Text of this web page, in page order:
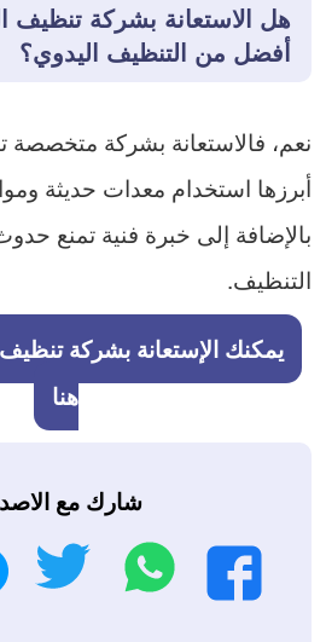
هل الاستعانة بشركة تنظيف
أفضل من التنظيف اليدوي؟
نعم، فالاستعانة بشركة متخصصة
أبرزها استخدام معدات حديثة
بالإضافة إلى خبرة فنية تمنع
التنظيف.
يمكنك الإستعانة بشركة
هنا
شارك مع
فيسبوك
واتساب